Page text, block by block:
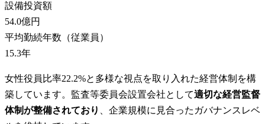
設備投資額
54.0億円
平均勤続年数（従業員）
15.3年
女性役員比率22.2%と多様な視点を取り入れた経営体制を構
築しています。監査等委員会設置会社として適切な経営監督
体制が整備されており
、企業規模に見合ったガバナンスレベ